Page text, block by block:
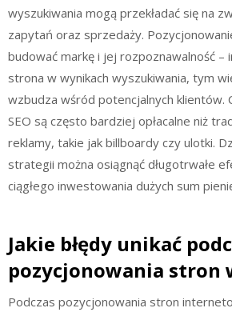
wyszukiwania mogą przekładać się na
zapytań oraz sprzedaży.
budować markę i jej rozpoznawalność –
strona w wynikach wyszukiwania, tym
wzbudza wśród potencjalnych klientów.
SEO są często bardziej opłacalne niż
reklamy, takie jak billboardy czy ulotki.
strategii można osiągnąć długotrwałe
ciągłego inwestowania dużych sum
Jakie błędy unikać
pozycjonowania stron
Podczas pozycjonowania stron